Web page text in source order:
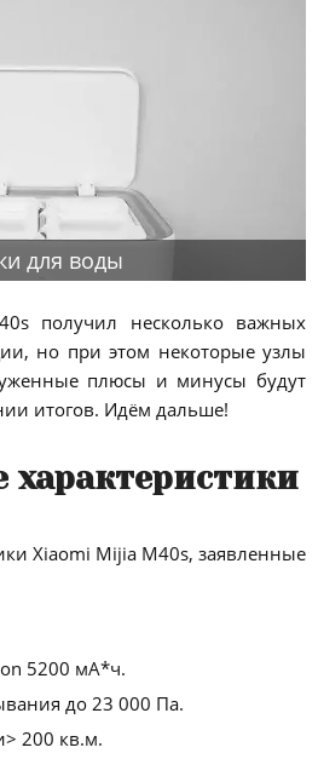
для воды
получил несколько важных
но при этом некоторые узлы
плюсы и минусы будут
итогов. Идём дальше!
характеристики
Xiaomi Mijia M40s, заявленные
5200 мА*ч.
до 23 000 Па.
200 кв.м.